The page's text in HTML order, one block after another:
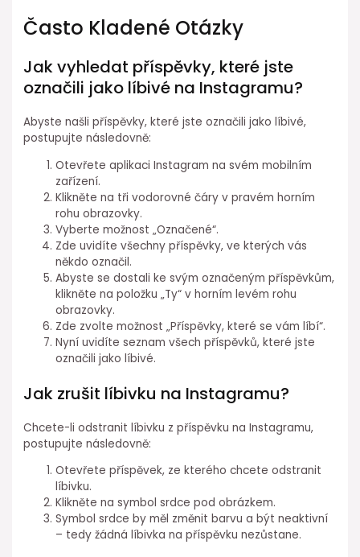
Často Kladené Otázky
Jak vyhledat příspěvky, které jste
označili jako líbivé na Instagramu?
Abyste našli příspěvky, které jste označili jako líbivé,
postupujte následovně:
Otevřete aplikaci Instagram na svém mobilním
zařízení.
Klikněte na tři vodorovné čáry v pravém horním
rohu obrazovky.
Vyberte možnost „Označené“.
Zde uvidíte všechny příspěvky, ve kterých vás
někdo označil.
Abyste se dostali ke svým označeným příspěvkům,
klikněte na položku „Ty“ v horním levém rohu
obrazovky.
Zde zvolte možnost „Příspěvky, které se vám líbí“.
Nyní uvidíte seznam všech příspěvků, které jste
označili jako líbivé.
Jak zrušit líbivku na Instagramu?
Chcete-li odstranit líbivku z příspěvku na Instagramu,
postupujte následovně:
Otevřete příspěvek, ze kterého chcete odstranit
líbivku.
Klikněte na symbol srdce pod obrázkem.
Symbol srdce by měl změnit barvu a být neaktivní
– tedy žádná líbivka na příspěvku nezůstane.